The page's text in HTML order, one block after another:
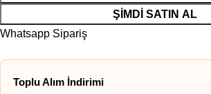
ŞIMDI SATIN AL
Whatsapp Sipariş
Toplu Alım İndirimi